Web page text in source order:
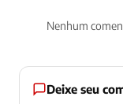
Nenhum
Deixe seu